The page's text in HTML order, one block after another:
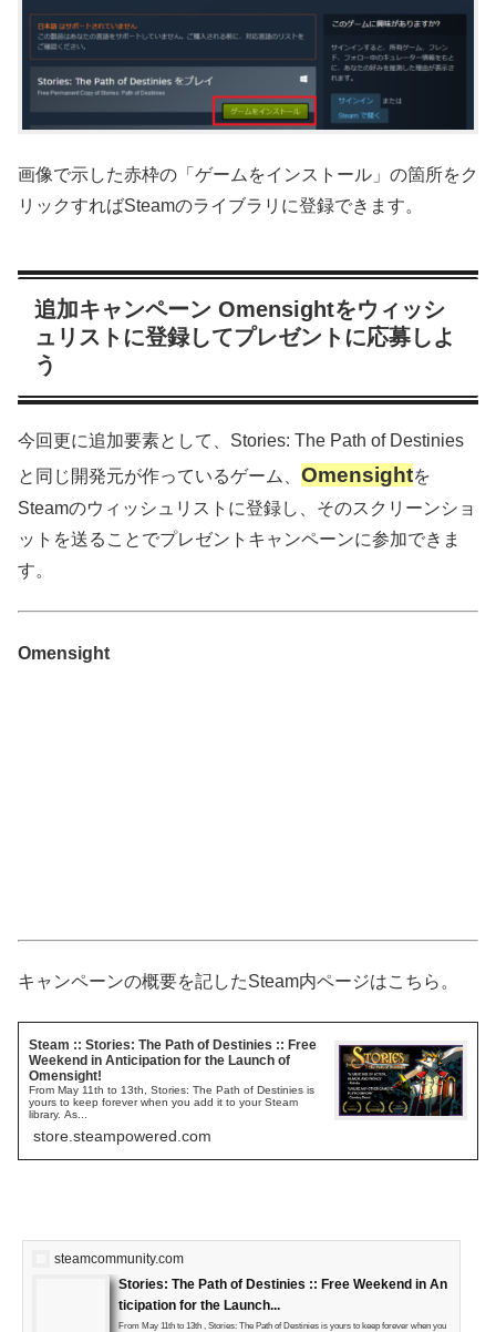
画像で示した赤枠の「ゲームをインストール」の箇所をク
リックすればSteamのライブラリに登録できます。
追加キャンペーン Omensightをウィッシ
ュリストに登録してプレゼントに応募しよ
う
今回更に追加要素として、Stories: The Path of Destinies
と同じ開発元が作っているゲーム、 Omensightを
Steamのウィッシュリストに登録し、そのスクリーンショ
ットを送ることでプレゼントキャンペーンに参加できま
す。
Omensight
キャンペーンの概要を記したSteam内ページはこちら。
Steam :: Stories: The Path of Destinies :: Free
Weekend in Anticipation for the Launch of
Omensight!
From May 11th to 13th, Stories: The Path of Destinies is
yours to keep forever when you add it to your Steam
library. As...
store.steampowered.com
steamcommunity.com
Stories: The Path of Destinies :: Free Weekend in An
ticipation for the Launch...
From May 11th to 13th , Stories: The Path of Destinies is yours to keep forever when you